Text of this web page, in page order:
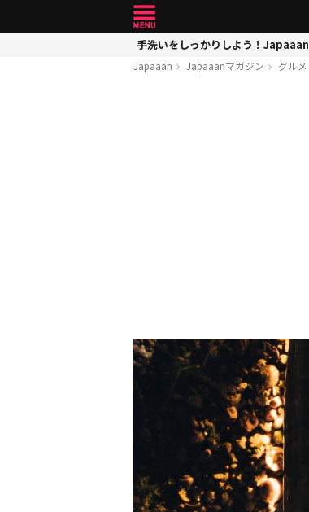
手洗いをしっかりしよう！Japaaan
Japaaan Japaaanマガジン グルメ